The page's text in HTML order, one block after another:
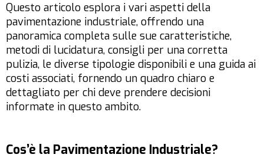
Questo articolo esplora i vari aspetti della
pavimentazione industriale, offrendo una
panoramica completa sulle sue caratteristiche,
metodi di lucidatura, consigli per una corretta
pulizia, le diverse tipologie disponibili e una guida ai
costi associati, fornendo un quadro chiaro e
dettagliato per chi deve prendere decisioni
informate in questo ambito.
Cos’è la Pavimentazione Industriale?